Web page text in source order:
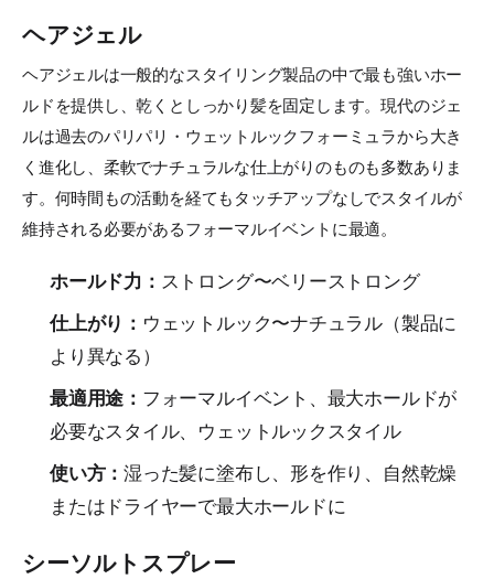
ヘアジェル
ヘアジェルは一般的なスタイリング製品の中で最も強いホー
ルドを提供し、乾くとしっかり髪を固定します。現代のジェ
ルは過去のパリパリ・ウェットルックフォーミュラから大き
く進化し、柔軟でナチュラルな仕上がりのものも多数ありま
す。何時間もの活動を経てもタッチアップなしでスタイルが
維持される必要があるフォーマルイベントに最適。
ホールド力： ストロング〜ベリーストロング
仕上がり： ウェットルック〜ナチュラル（製品に
より異なる）
最適用途： フォーマルイベント、最大ホールドが
必要なスタイル、ウェットルックスタイル
使い方：湿った髪に塗布し、形を作り、自然乾燥
またはドライヤーで最大ホールドに
シーソルトスプレー